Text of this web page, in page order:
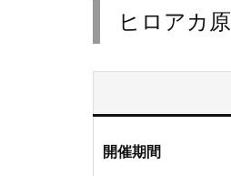
ヒロアカ
開催期間